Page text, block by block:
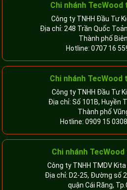
Chi nhánh
Công ty TNHH Đầu Tư
Địa chỉ: 248 Trần Quốc
Thành phố
Hotline: 0707 16
Chi nhánh TecWood
Công ty TNHH Đầu Tư
Địa chỉ: Số 101B, Huyền
Thành phố
Hotline: 0909 15 0308
Chi nhánh
Công ty TNHH TMDV
Địa chỉ: D2-25, Đường số
quận Cái Răng,